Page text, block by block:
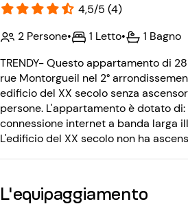
4,5/5 (4)
2 Persone• 1 Letto•
1 Bagno
TRENDY- Questo appartamento di
rue Montorgueil nel 2°
edificio del XX secolo senza
persone. L'appartamento è dotato
connessione internet a banda larga
L'edificio del XX secolo non ha
L'equipaggiamento